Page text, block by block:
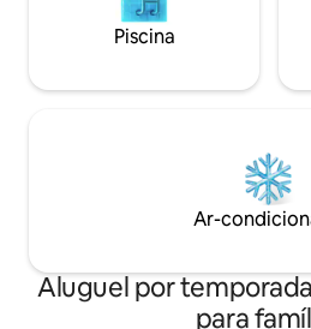
Piscina
Ar-
Aluguel por
para